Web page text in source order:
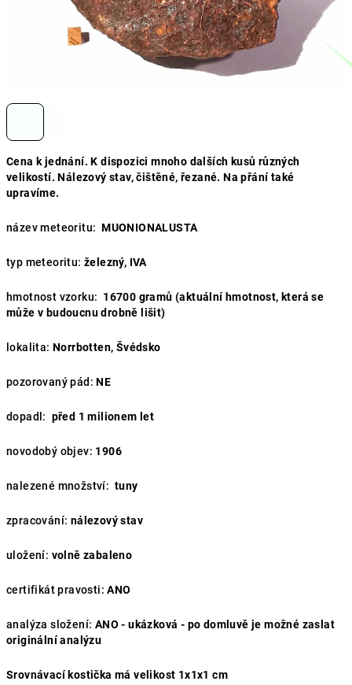
Cena k jednání. K dispozici mnoho dalších kusů různých
velikostí. Nálezový stav, čištěné, řezané. Na přání také
upravíme.
název meteoritu: MUONIONALUSTA
typ meteoritu: železný, IVA
hmotnost vzorku: 16700 gramů (aktuální hmotnost, která se
může v budoucnu drobně lišit)
lokalita: Norrbotten, Švédsko
pozorovaný pád: NE
dopadl: před 1 milionem let
novodobý objev: 1906
nalezené množství: tuny
zpracování: nálezový stav
uložení: volně zabaleno
certifikát pravosti: ANO
analýza složení: ANO - ukázková - po domluvě je možné zaslat
originální analýzu
Srovnávací kostička má velikost 1x1x1 cm